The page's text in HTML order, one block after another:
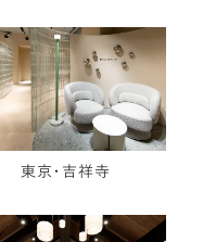
東京・吉祥寺